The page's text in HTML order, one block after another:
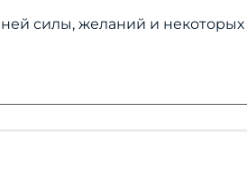
силы, желаний и